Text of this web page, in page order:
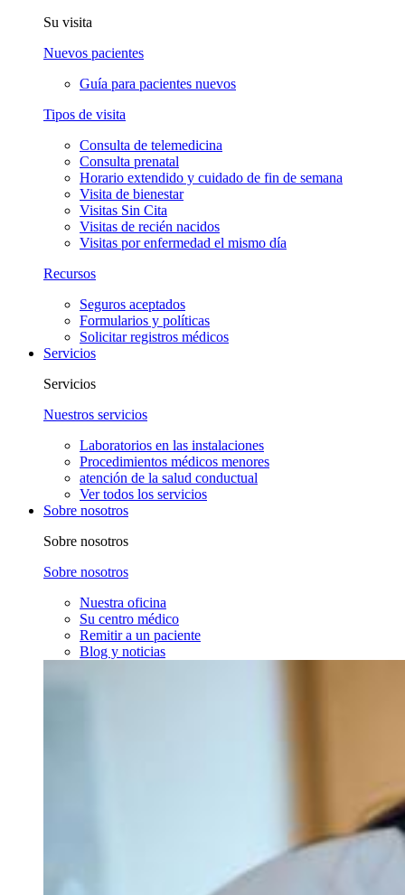
Su visita
Nuevos pacientes
Guía para pacientes nuevos
Tipos de visita
Consulta de telemedicina
Consulta prenatal
Horario extendido y cuidado de fin de semana
Visita de bienestar
Visitas Sin Cita
Visitas de recién nacidos
Visitas por enfermedad el mismo día
Recursos
Seguros aceptados
Formularios y políticas
Solicitar registros médicos
Servicios
Servicios
Nuestros servicios
Laboratorios en las instalaciones
Procedimientos médicos menores
atención de la salud conductual
Ver todos los servicios
Sobre nosotros
Sobre nosotros
Sobre nosotros
Nuestra oficina
Su centro médico
Remitir a un paciente
Blog y noticias